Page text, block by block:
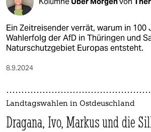
Ein Zeitreisender verrät, warum in 100
Wahlerfolg der AfD in Thüringen und
Naturschutzgebiet Europas entsteht.
8.9.2024
Landtagswahlen in Ostdeuschland
Dragana, Ivo, Markus und die